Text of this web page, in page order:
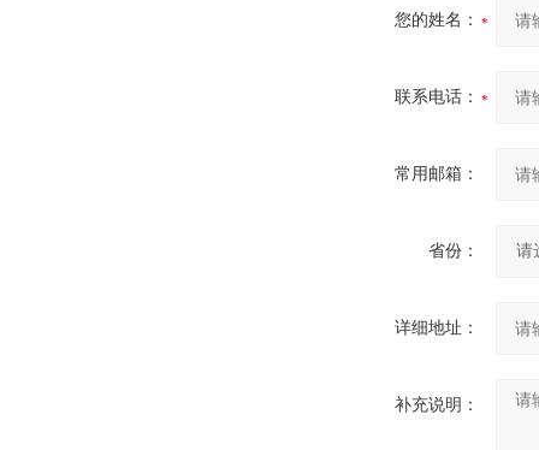
您的姓名：
联系电话：
常用邮箱：
省份：
详细地址：
补充说明：